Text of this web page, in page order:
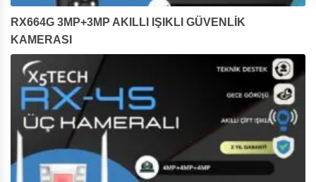
RX664G 3MP+3MP AKILLI IŞIKLI GÜVENLİK
KAMERASI